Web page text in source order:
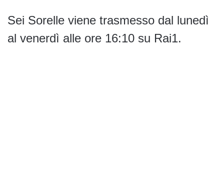
Sei Sorelle viene trasmesso dal lunedì
al venerdì alle ore 16:10 su Rai1.